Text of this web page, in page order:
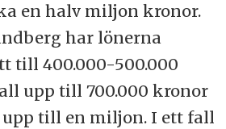
en halv miljon kronor.
har lönerna
till 400.000-500.000
upp till 700.000 kronor
till en miljon. I ett fall